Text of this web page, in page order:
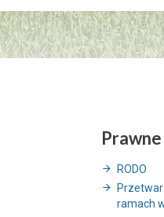
Prawne
RODO
ramach